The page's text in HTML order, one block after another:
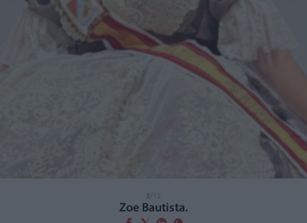
3 /12
Zoe Bautista.